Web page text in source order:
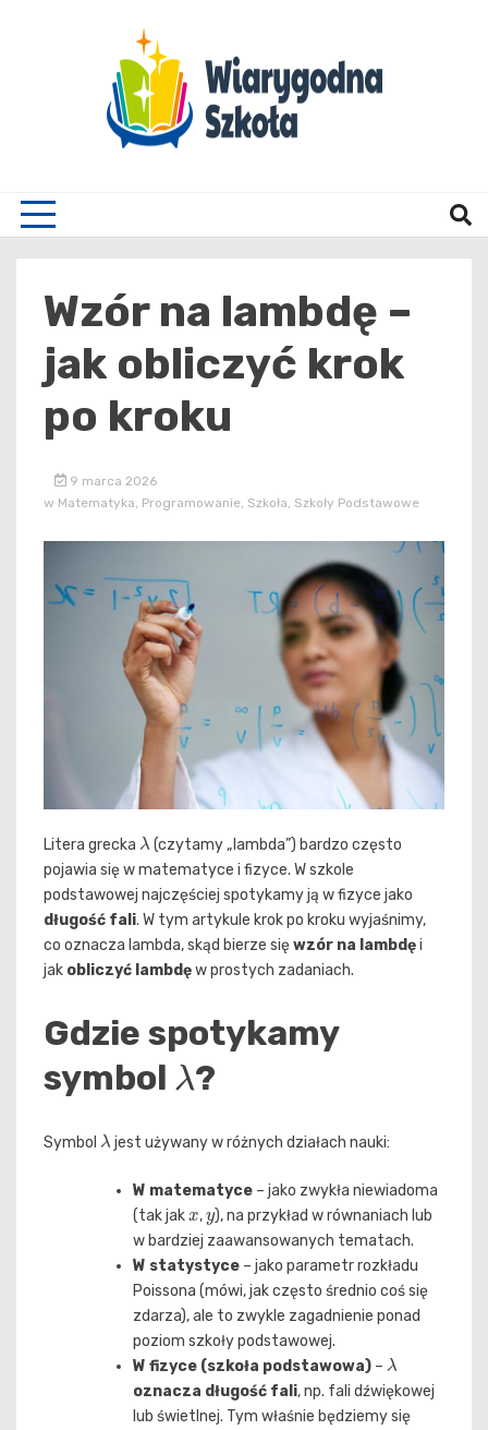
Wzór na lambdę –
jak obliczyć krok
po kroku
9 marca 2026
w Matematyka Programowanie Szkoła Szkoły Podstawowe
Litera grecka
λ
(czytamy „lambda”) bardzo często
pojawia się w matematyce i fizyce. W szkole
podstawowej najczęściej spotykamy ją w fizyce jako
długość fali. W tym artykule krok po kroku wyjaśnimy,
co oznacza lambda, skąd bierze sięwzór na lambdęi
jak obliczyć lambdęw prostych zadaniach.
Gdzie spotykamy
symbol λ?
Symbol
λ
jest używany w różnych działach nauki:
W matematyce – jako zwykła niewiadoma
(tak jak
,
y
), na przykład w równaniach lub
w bardziej zaawansowanych tematach.
W statystyce – jako parametr rozkładu
Poissona (mówi, jak często średnio coś się
zdarza), ale to zwykle zagadnienie ponad
poziom szkoły podstawowej.
W fizyce (szkoła podstawowa) –
λ
oznacza długość fali, np. fali dźwiękowej
lub świetlnej. Tym właśnie będziemy się